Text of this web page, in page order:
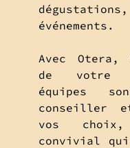
événements.
Avec Otera,
de votre
équipes
conseiller
vos
convivial